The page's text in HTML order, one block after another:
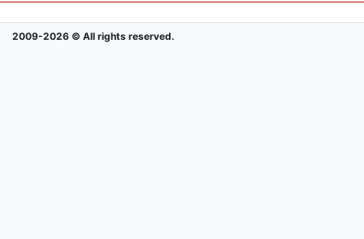
2009-2026 © All rights reserved.